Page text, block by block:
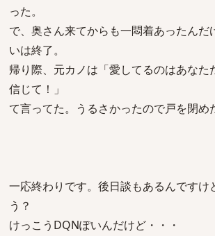
った。
で、奥さん来てからも一悶着あったんだ
いは終了。
帰り際、元カノは「愛してるのはあなた
信じて！」
て言ってた。うるさかったので戸を閉め
一応終わりです。後日談もあるんですけ
う？
けっこうDQNぽいんだけど・・・